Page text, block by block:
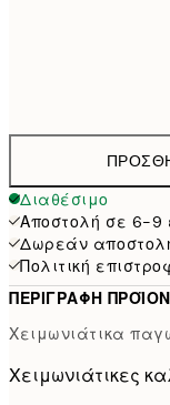
Διαθέσιμο
Αποστολή σε 6-9
Δωρεάν
Πολιτική
ΠΕΡΙΓΡΑΦΉ
Χειμωνιάτικα
Χειμωνιάτικες